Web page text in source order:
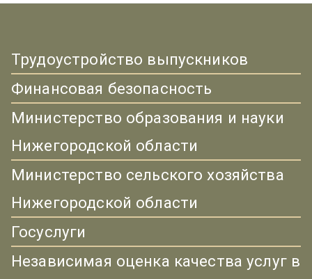
Трудоустройство выпускников
Финансовая безопасность
Министерство образования и науки
Нижегородской области
Министерство сельского хозяйства
Нижегородской области
Госуслуги
Независимая оценка качества услуг в